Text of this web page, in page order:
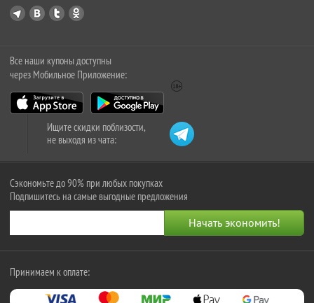
Все наши купоны доступны
через Мобильное Приложение:
Ищите скидки поблизости,
не выходя из чата:
Сэкономьте до 90% при любых покупках
Подпишитесь на самые выгодные предложения
Принимаем к оплате: